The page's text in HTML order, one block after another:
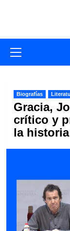
primario
Biografías
Gracia,
crítico y
la